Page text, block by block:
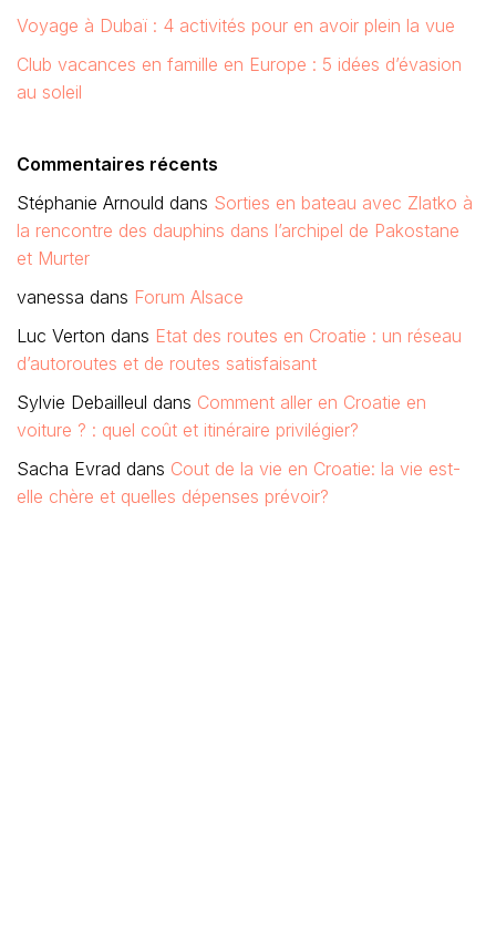
Voyage à Dubaï : 4 activités pour en avoir plein la vue
Club vacances en famille en Europe : 5 idées d’évasion
au soleil
Commentaires récents
Stéphanie Arnould dans Sorties en bateau avec Zlatko à
la rencontre des dauphins dans l’archipel de Pakostane
et Murter
vanessa dans Forum Alsace
Luc Verton dans Etat des routes en Croatie : un réseau
d’autoroutes et de routes satisfaisant
Sylvie Debailleul dans Comment aller en Croatie en
voiture ? : quel coût et itinéraire privilégier?
Sacha Evrad dans Cout de la vie en Croatie: la vie est-
elle chère et quelles dépenses prévoir?